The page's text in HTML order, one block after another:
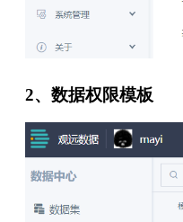
2、数据权限模板